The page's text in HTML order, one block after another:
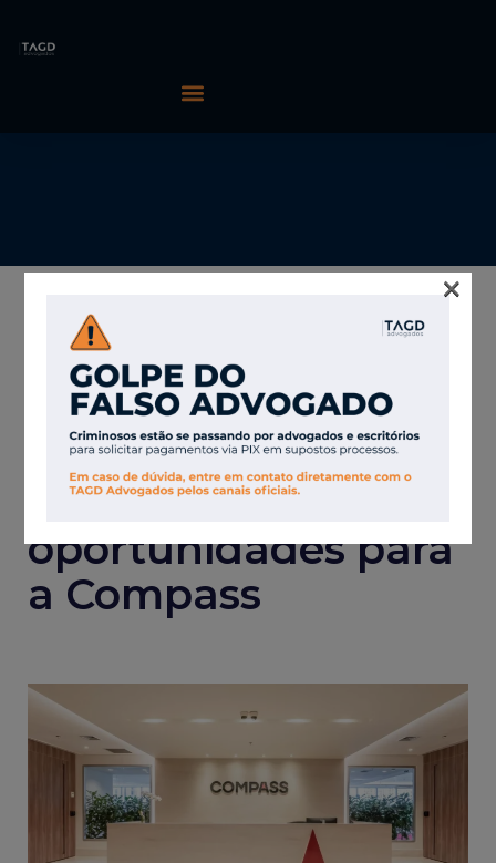
05/03/2026 TAGD Advogados
Leilão de
capacidade e
volatilidade abrem
oportunidades para
a Compass
×